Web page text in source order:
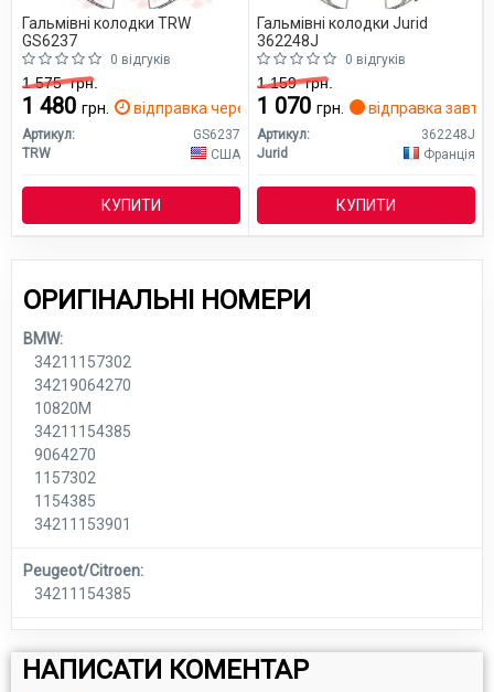
Гальмівні колодки TRW
GS6237
0 відгуків
1 575грн.
1 480 грн. відправка через 2 дн.
Артикул:
GS6237
TRW
США
КУПИТИ
Гальмівні колодки Jurid
362248J
0 відгуків
1 159грн.
1 070 грн. відправка
Артикул:
362248J
Jurid
Франція
КУПИТИ
ОРИГІНАЛЬНІ НОМЕРИ
BMW:
34211157302
34219064270
10820M
34211154385
9064270
1157302
1154385
34211153901
Peugeot/Citroen:
34211154385
НАПИСАТИ КОМЕНТАР